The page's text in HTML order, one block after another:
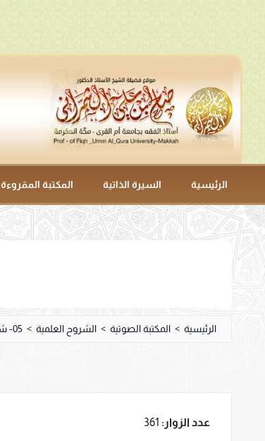
الرئيسية السيرة الذاتية المكتبة المقروءة
الرئيسية > المكتبة الصوتية > الشروح العلمية > 05- شرح متن الورقات
عدد الزوار: 361